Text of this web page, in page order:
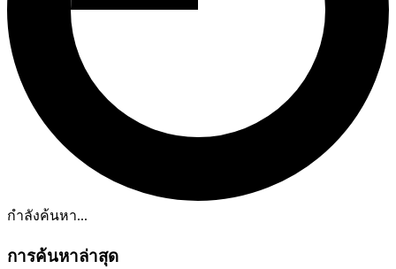
กำลังค้นหา...
การค้นหาล่าสุด